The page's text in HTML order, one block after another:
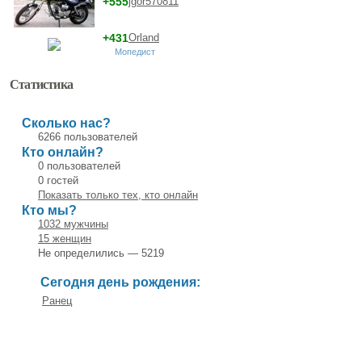
Orland
+431
Мопедист
Статистика
Сколько нас?
6266 пользователей
Кто онлайн?
0 пользователей
0 гостей
Показать только тех, кто онлайн
Кто мы?
1032 мужчины
15 женщин
Не определились — 5219
Сегодня день рождения:
Ранец